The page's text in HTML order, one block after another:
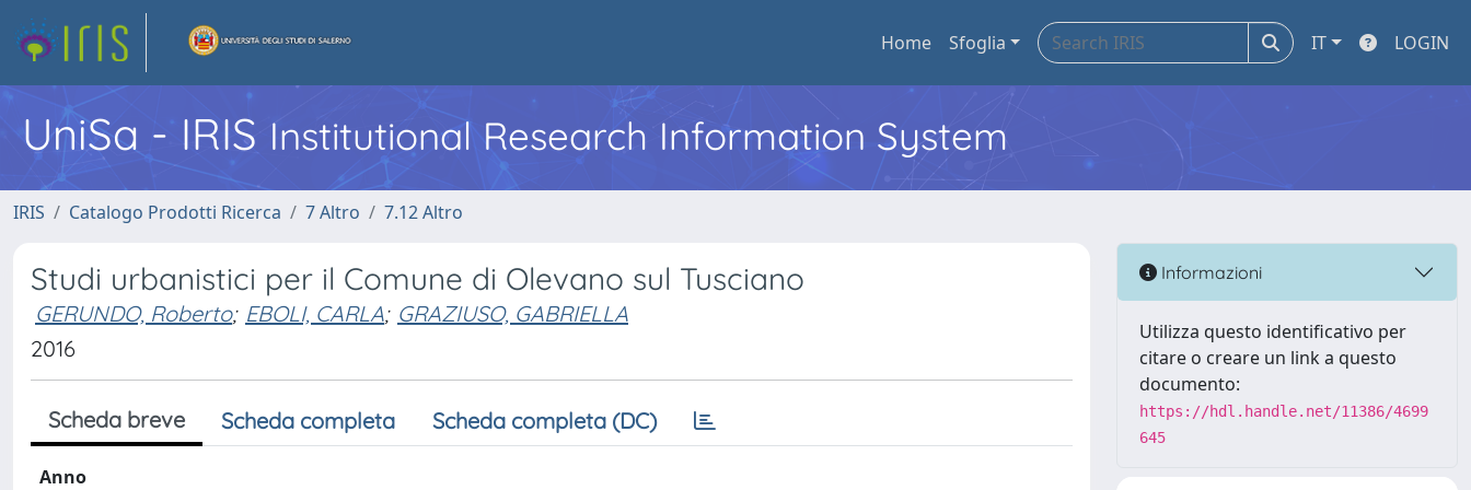
Home Sfoglia IT LOGIN
UniSa - IRIS Institutional Research Information System
IRIS Catalogo Prodotti Ricerca 7 Altro 7.12 Altro
Studi urbanistici per il Comune di Olevano sul Tusciano
GERUNDO, Roberto; EBOLI, CARLA; GRAZIUSO, GABRIELLA
2016
Scheda breve Scheda completa Scheda completa (DC)
Anno
Informazioni
Utilizza questo identificativo per
citare o creare un link a questo
documento:
https://hdl.handle.net/11386/4699
645